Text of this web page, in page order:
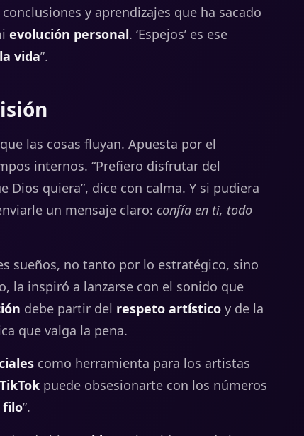
y aprendizajes que ha sacado
evolución personal. ‘Espejos’ es ese
vida”.
las cosas fluyan. Apuesta por el
internos. “Prefiero disfrutar del
Dios quiera”, dice con calma. Y si pudiera
un mensaje claro: confía en ti, todo
sueños, no tanto por lo estratégico, sino
la inspiró a lanzarse con el sonido que
debe partir del respeto artístico y de la
que valga la pena.
como herramienta para los artistas
TikTok puede obsesionarte con los números
filo”.